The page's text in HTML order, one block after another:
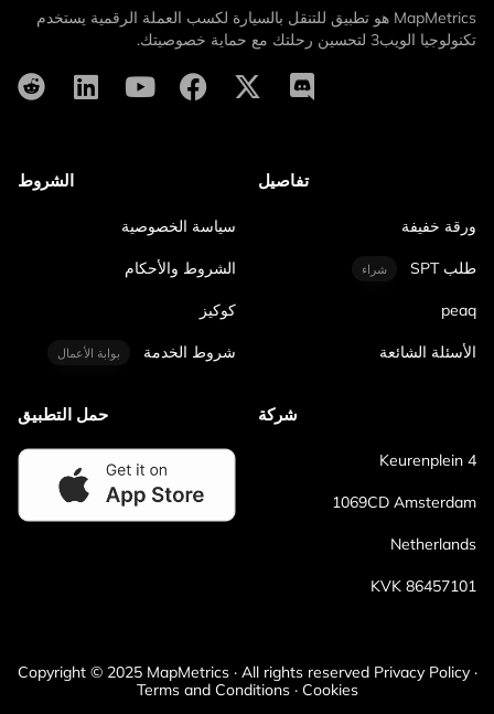
MapMetrics هو تطبيق للتنقل بالسيارة لكسب العملة الرقمية يستخدم
تكنولوجيا الويب3 لتحسين رحلتك مع حماية خصوصيتك.
تفاصيل
ورقة خفيفة
طلب SPT شراء
peaq
الأسئلة الشائعة
الشروط
سياسة الخصوصية
الشروط والأحكام
كوكيز
شروط الخدمة بوابة الأعمال
شركة
Keurenplein 4
1069CD Amsterdam
Netherlands
KVK 86457101
حمل التطبيق
Copyright © 2025 MapMetrics · All rights reserved Privacy Policy ·
Terms and Conditions · Cookies